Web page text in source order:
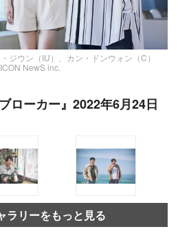
ジウン（IU）、カン・ドンウォン（C）
NewS inc.
ローカー』2022年6月24日
ラリーをもっと見る